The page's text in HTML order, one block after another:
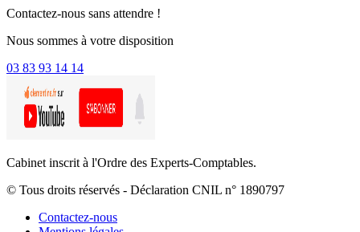
Contactez-nous sans attendre !
Nous sommes à votre disposition
03 83 93 14 14
Cabinet inscrit à l'Ordre des Experts-Comptables.
© Tous droits réservés - Déclaration CNIL n° 1890797
Contactez-nous